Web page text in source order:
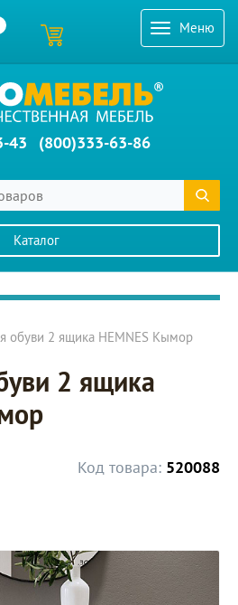
Меню
43 (800)333-63-86
Каталог
обуви 2 ящика HEMNES Кымор
2 ящика
Код товара: 520088